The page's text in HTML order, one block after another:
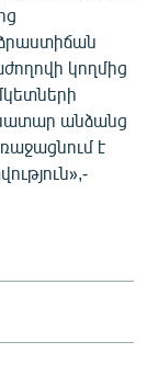
կողմից
անձանց
է